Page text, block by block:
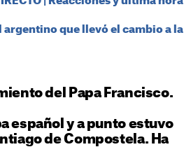
argentino que llevó el cambio a la
del Papa Francisco.
español y a punto estuvo
de Compostela. Ha